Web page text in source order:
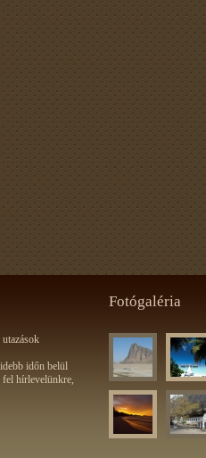
Fotógaléria
időn belül
fel hírlevelünkre,